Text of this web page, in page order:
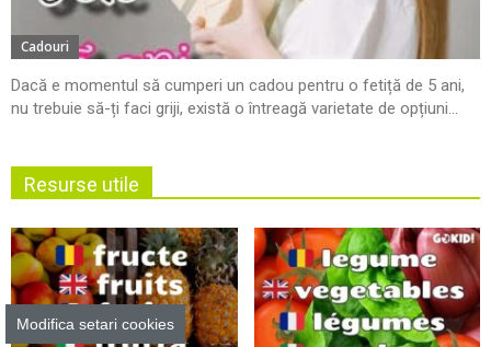
Cadouri
Dacă e momentul să cumperi un cadou pentru o fetiță de 5 ani,
nu trebuie să-ți faci griji, există o întreagă varietate de opțiuni...
Resurse utile
Modifica setari cookies